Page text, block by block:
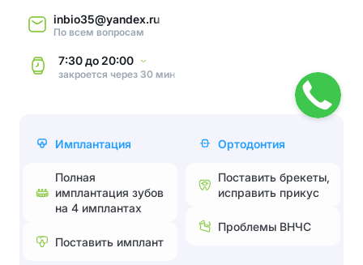
inbio35@yandex.ru
По всем вопросам
7:30до20:00
закроется через 30 мин
Имплантация
Полная
имплантация зубов
на 4 имплантах
Поставить имплант
Ортодонтия
Поставить брекеты,
исправить прикус
Проблемы ВНЧС